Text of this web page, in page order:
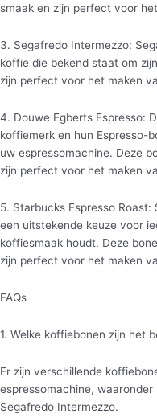
smaak en zijn perfect voor
3. Segafredo Intermezzo:
koffie die bekend staat om
zijn perfect voor het maken
4. Douwe Egberts Espresso:
koffiemerk en hun Espresso-
uw espressomachine. Deze
zijn perfect voor het maken
5. Starbucks Espresso
een uitstekende keuze voor
koffiesmaak houdt. Deze
zijn perfect voor het maken
FAQs
1. Welke koffiebonen zijn het
Er zijn verschillende
espressomachine, waaronder
Segafredo Intermezzo.